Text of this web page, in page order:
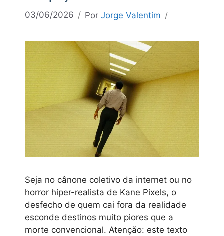
03/06/2026 Por Jorge Valentim
Seja no cânone coletivo da internet ou no
horror hiper-realista de Kane Pixels, o
desfecho de quem cai fora da realidade
esconde destinos muito piores que a
morte convencional. Atenção: este texto